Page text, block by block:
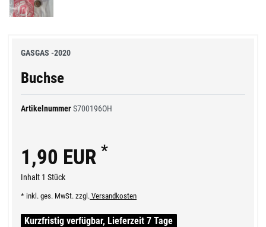
GASGAS -2020
Buchse
ArtikelnummerS700196OH
1,90 EUR *
Inhalt 1 Stück
* inkl. ges. MwSt. zzgl. Versandkosten
Kurzfristig verfügbar, Lieferzeit 7 Tage